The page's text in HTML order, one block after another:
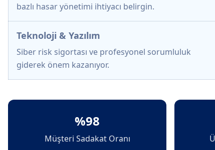
bazlı hasar yönetimi ihtiyacı belirgin.
Teknoloji & Yazılım
Siber risk sigortası ve profesyonel sorumluluk
giderek önem kazanıyor.
%98
Müşteri Sadakat Oranı